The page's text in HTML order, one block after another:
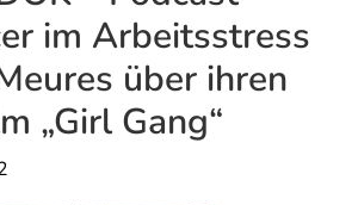
im Arbeitsstress
über ihren
„Girl Gang“